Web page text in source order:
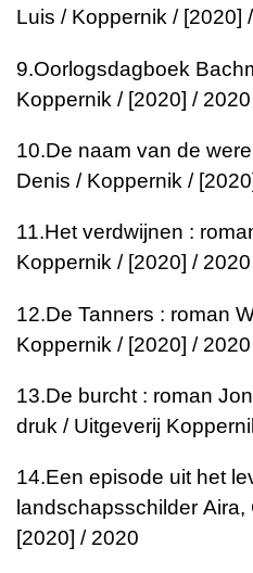
Luis / Koppernik / [2020]
9.Oorlogsdagboek
Koppernik / [2020] / 2020
10.De naam van de
Denis / Koppernik /
11.Het verdwijnen :
Koppernik / [2020] / 2020
12.De Tanners : roman
Koppernik / [2020] / 2020
13.De burcht : roman
druk / Uitgeverij
14.Een episode uit het
landschapsschilder Aira,
[2020] / 2020